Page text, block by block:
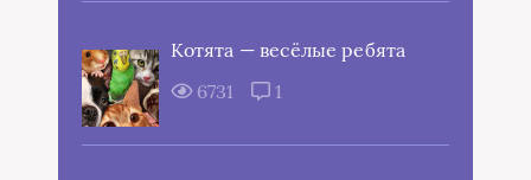
Котята — весёлые ребята
6731
1